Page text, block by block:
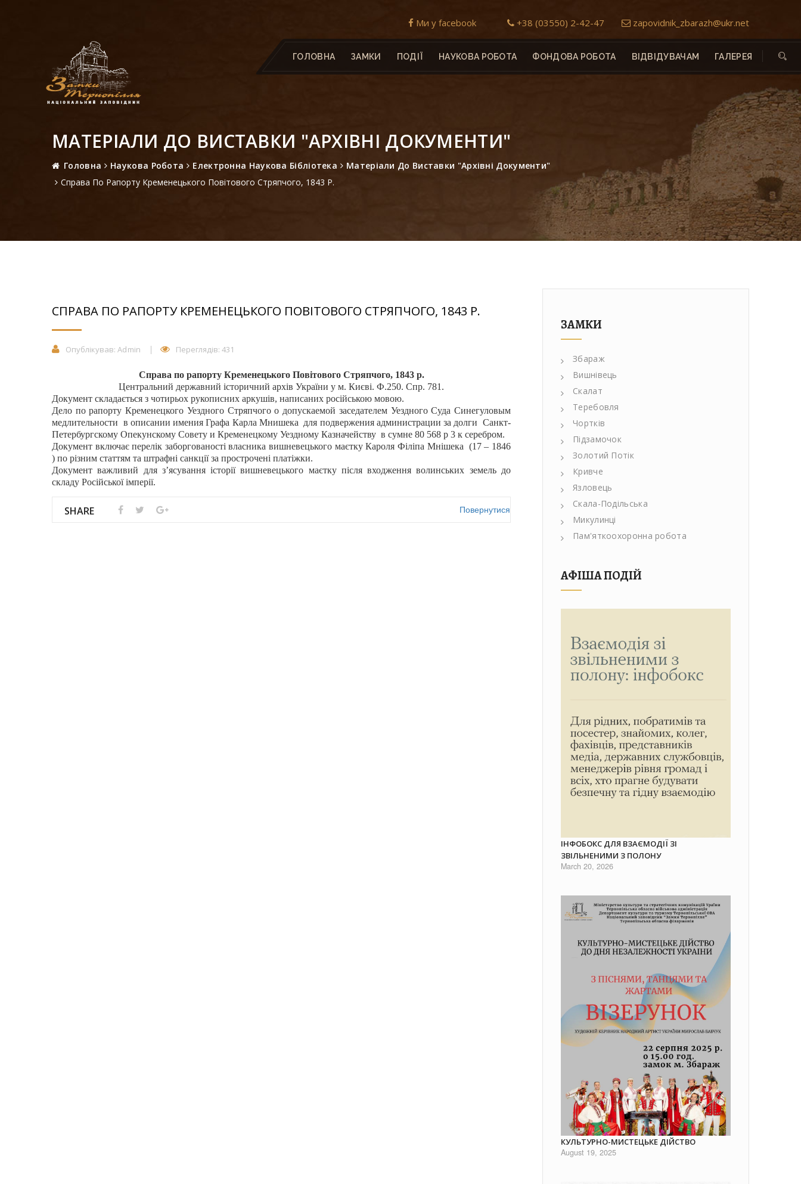
Ми у facebook +38 (03550) 2-42-47 zapovidnik_zbarazh@ukr.net
ГОЛОВНА ЗАМКИ ПОДІЇ НАУКОВА РОБОТА ФОНДОВА РОБОТА ВІДВІДУВАЧАМ ГАЛЕРЕЯ
МАТЕРІАЛИ ДО ВИСТАВКИ "АРХІВНІ ДОКУМЕНТИ"
Головна Наукова Робота Електронна Наукова Бібліотека
Матеріали До Виставки "Архівні Документи"
Справа По Рапорту Кременецького Повітового Стряпчого, 1843 Р.
СПРАВА ПО РАПОРТУ КРЕМЕНЕЦЬКОГО ПОВІТОВОГО СТРЯПЧОГО, 1843 Р.
Опублікував: Admin Переглядів: 431
Справа по рапорту Кременецького Повітового Стряпчого, 1843 р.
Центральний державний історичний архів України у м. Києві. Ф.250. Спр. 781.
Документ складається з чотирьох рукописних аркушів, написаних російською мовою.
Дело по рапорту Кременецкого Уездного Стряпчого о допускаемой заседателем Уездного Суда Синегуловым
медлительности в описании имения Графа Карла Мнишека для подвержения администрации за долги Санкт-
Петербургскому Опекунскому Совету и Кременецкому Уездному Казначейству в сумне 80 568 р 3 к серебром.
Документ включає перелік заборгованості власника вишневецького маєтку Кароля Філіпа Мнішека (17 – 1846
) по різним статтям та штрафні санкції за прострочені платіжки.
Документ важливий для з’ясування історії вишневецького маєтку після входження волинських земель до
складу Російської імперії.
SHARE Повернутися
ЗАМКИ
Збараж
Вишнівець
Скалат
Теребовля
Чортків
Підзамочок
Золотий Потік
Кривче
Язловець
Скала-Подільська
Микулинці
Пам'яткоохоронна робота
АФІША ПОДІЙ
ІНФОБОКС ДЛЯ ВЗАЄМОДІЇ ЗІ
ЗВІЛЬНЕНИМИ З ПОЛОНУ
March 20, 2026
КУЛЬТУРНО-МИСТЕЦЬКЕ ДІЙСТВО
August 19, 2025